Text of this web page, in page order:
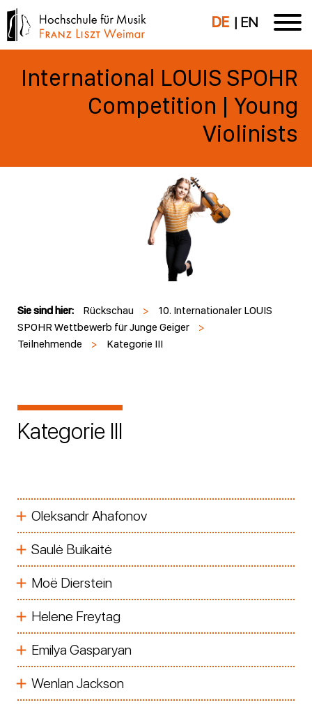
DE EN
International LOUIS SPOHR
Competition | Young
Violinists
Sie sind hier: Rückschau >
10. Internationaler LOUIS
SPOHR Wettbewerb für Junge Geiger
>
Teilnehmende
> Kategorie III
Kategorie III
Oleksandr Ahafonov
Saulė Buikaitė
Moë Dierstein
Helene Freytag
Emilya Gasparyan
Wenlan Jackson